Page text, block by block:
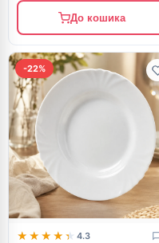
До кошика
-22%
★★★★★
★★★★★ 4.3